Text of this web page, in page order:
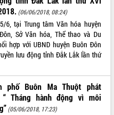
(06/06/2018, 08:24)
6, tại Trung tâm Văn hóa huyện
Sở Văn hóa, Thể thao và Du
hợp với UBND huyện Buôn Đôn
lưu động tỉnh Đắk Lắk lần thứ
phố Buôn Ma Thuột phát
“ Tháng hành động vì môi
(05/06/2018, 17:23)